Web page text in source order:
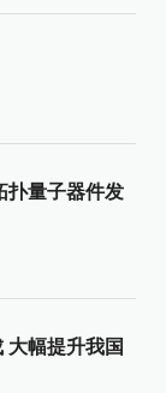
扑量子器件发
大幅提升我国